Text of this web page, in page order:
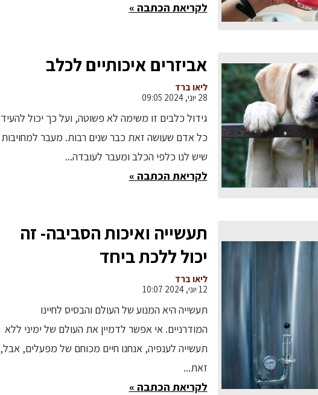
לקריאת הכתבה »
אביזרים איכותיים לכלב
ליאו ברד
28 יוני, 2024 09:05
גידול כלבים זו משימה לא פשוטה, ועל כך יכול להעיד
כל אדם שעושה זאת כבר שנים רבות. מעבר למחויבות
שיש לנו כלפי הכלב ומעבר לעובדה...
לקריאת הכתבה »
תעשייה ואיכות הסביבה- זה
יכול ללכת ביחד
ליאו ברד
12 יוני, 2024 10:07
תעשייה היא המנוע של העולם והבסיס לחיינו
המודרניים. אי אפשר לדמיין את העולם של ימיני ללא
תעשייה לענפיה, אנחנו חיים מכוחם של מפעלים, אבל,
זאת...
לקריאת הכתבה »